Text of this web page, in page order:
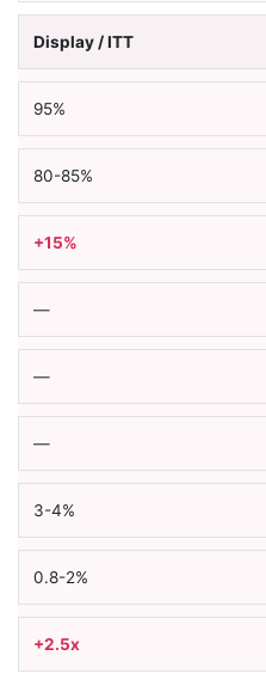
Display / ITT
95%
80-85%
+15%
—
—
—
3-4%
0.8-2%
+2.5x